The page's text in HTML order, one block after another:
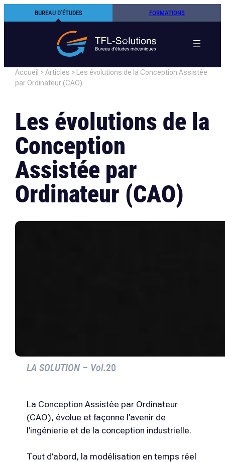
au
BUREAU D’ÉTUDES FORMATIONS
Accueil >Articles >
Les évolutions de la Conception Assistée
par Ordinateur (CAO)
Les évolutions de la
Conception
Assistée par
Ordinateur (CAO)
LA SOLUTION – Vol.20
La Conception Assistée par Ordinateur
(CAO), évolue et façonne l’avenir de
l’ingénierie et de la conception industrielle.
Tout d’abord, la modélisation en temps réel